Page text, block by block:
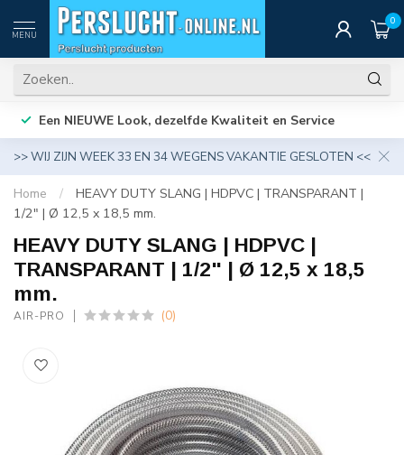
MENU
0
Een NIEUWE Look, dezelfde Kwaliteit en Service
>> WIJ ZIJN WEEK 33 EN 34 WEGENS VAKANTIE GESLOTEN <<
Home /
HEAVY DUTY SLANG | HDPVC | TRANSPARANT |
1/2" | Ø 12,5 x 18,5 mm.
HEAVY DUTY SLANG | HDPVC |
TRANSPARANT | 1/2" | Ø 12,5 x 18,5
mm.
AIR-PRO (0)